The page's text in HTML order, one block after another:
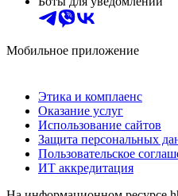
Мобильное приложение
Этика и комплаенс
Оказание услуг
Использование сайтов
Защита персональных
Пользовательское
ИТ аккредитация